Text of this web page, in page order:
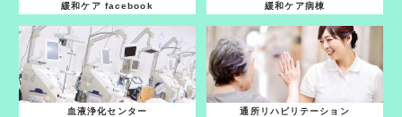
緩和ケア facebook 緩和ケア病棟
血液浄化センター 通所リハビリテーション